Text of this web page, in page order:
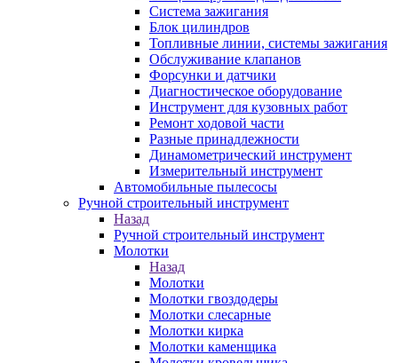
Система зажигания
Блок цилиндров
Топливные линии, системы зажигания
Обслуживание клапанов
Форсунки и датчики
Диагностическое оборудование
Инструмент для кузовных работ
Ремонт ходовой части
Разные принадлежности
Динамометрический инструмент
Измерительный инструмент
Автомобильные пылесосы
Ручной строительный инструмент
Назад
Ручной строительный инструмент
Молотки
Назад
Молотки
Молотки гвоздодеры
Молотки слесарные
Молотки кирка
Молотки каменщика